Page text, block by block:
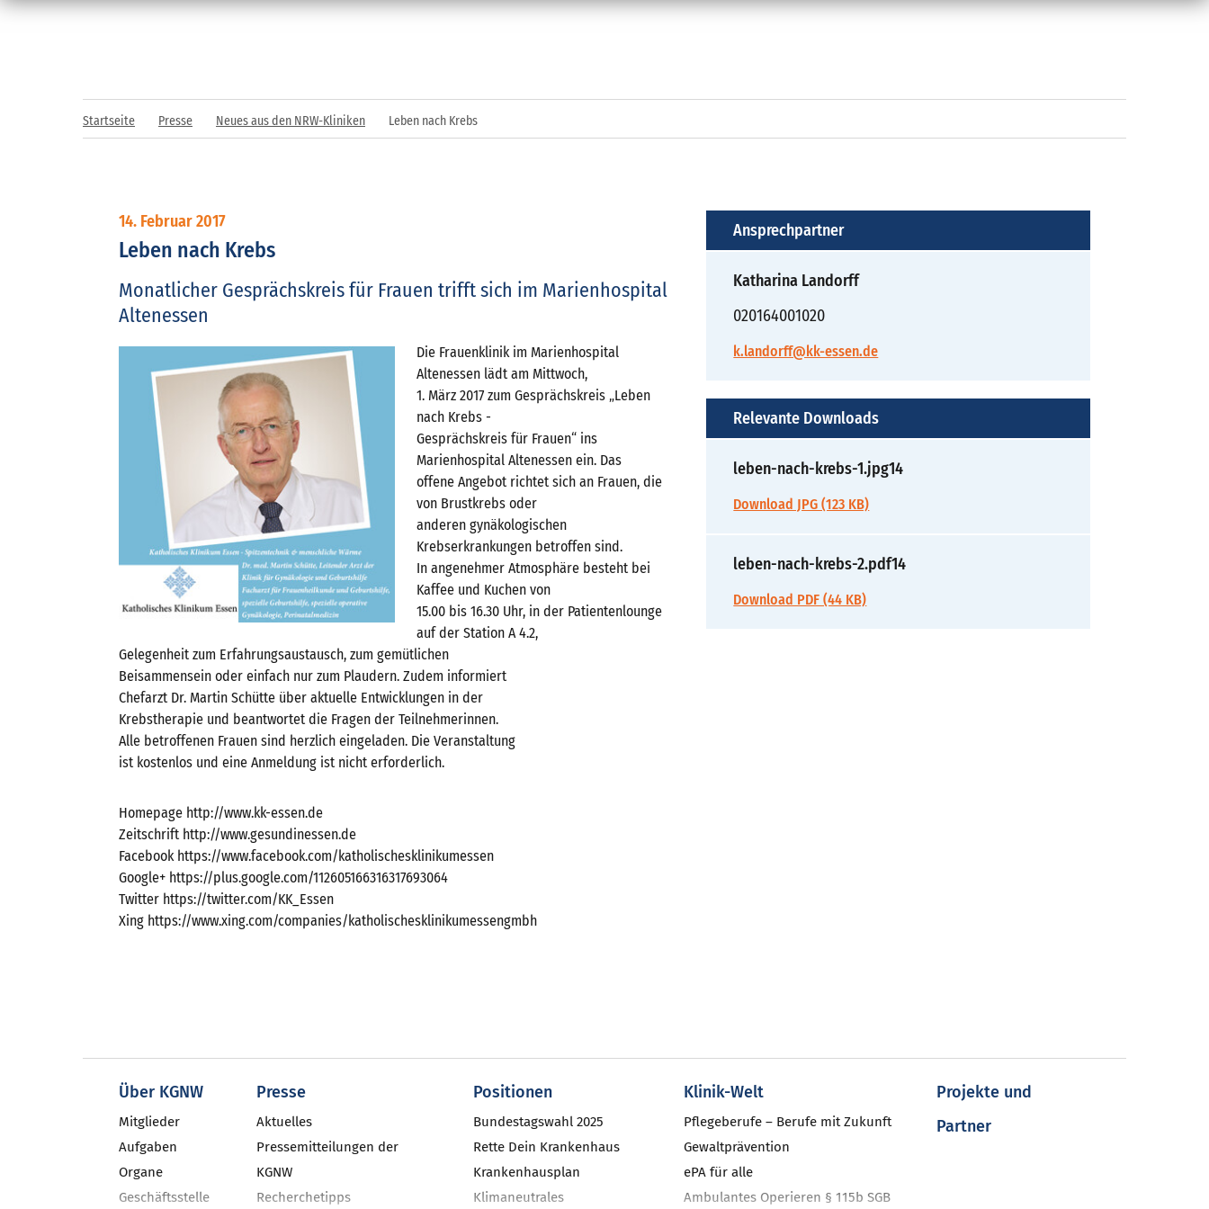
Startseite Presse Neues aus den NRW-Kliniken Leben nach Krebs
14. Februar 2017
Leben nach Krebs
Monatlicher Gesprächskreis für Frauen trifft sich im Marienhospital
Altenessen
Die Frauenklinik im Marienhospital
Altenessen lädt am Mittwoch,
1. März 2017 zum Gesprächskreis „Leben
nach Krebs -
Gesprächskreis für Frauen“ ins
Marienhospital Altenessen ein. Das
offene Angebot richtet sich an Frauen, die
von Brustkrebs oder
anderen gynäkologischen
Krebserkrankungen betroffen sind.
In angenehmer Atmosphäre besteht bei
Kaffee und Kuchen von
15.00 bis 16.30 Uhr, in der Patientenlounge
auf der Station A 4.2,
Gelegenheit zum Erfahrungsaustausch, zum gemütlichen
Beisammensein oder einfach nur zum Plaudern. Zudem informiert
Chefarzt Dr. Martin Schütte über aktuelle Entwicklungen in der
Krebstherapie und beantwortet die Fragen der Teilnehmerinnen.
Alle betroffenen Frauen sind herzlich eingeladen. Die Veranstaltung
ist kostenlos und eine Anmeldung ist nicht erforderlich.
Homepage http://www.kk-essen.de
Zeitschrift http://www.gesundinessen.de
Facebook https://www.facebook.com/katholischesklinikumessen
Google+ https://plus.google.com/112605166316317693064
Twitter https://twitter.com/KK_Essen
Xing https://www.xing.com/companies/katholischesklinikumessengmbh
Ansprechpartner
Katharina Landorff
020164001020
k.landorff@kk-essen.de
Relevante Downloads
leben-nach-krebs-1.jpg14
Download JPG (123 KB)
leben-nach-krebs-2.pdf14
Download PDF (44 KB)
Über KGNW
Mitglieder
Aufgaben
Organe
Geschäftsstelle
Presse
Aktuelles
Pressemitteilungen der
KGNW
Recherchetipps
Positionen
Bundestagswahl 2025
Rette Dein Krankenhaus
Krankenhausplan
Klimaneutrales
Klinik-Welt
Pflegeberufe – Berufe mit Zukunft
Gewaltprävention
ePA für alle
Ambulantes Operieren § 115b SGB
Projekte und
Partner